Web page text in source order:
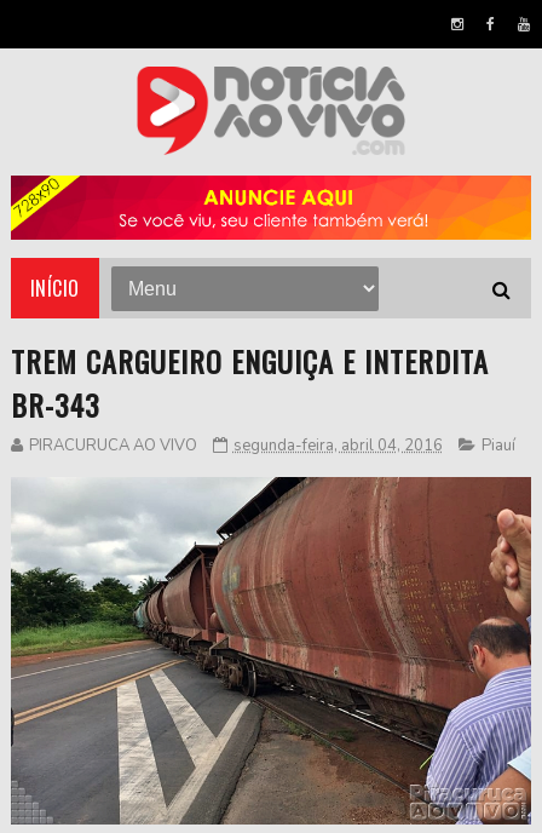
INÍCIO
TREM CARGUEIRO ENGUIÇA E INTERDITA
BR-343
PIRACURUCA AO VIVO segunda-feira, abril 04, 2016 Piauí